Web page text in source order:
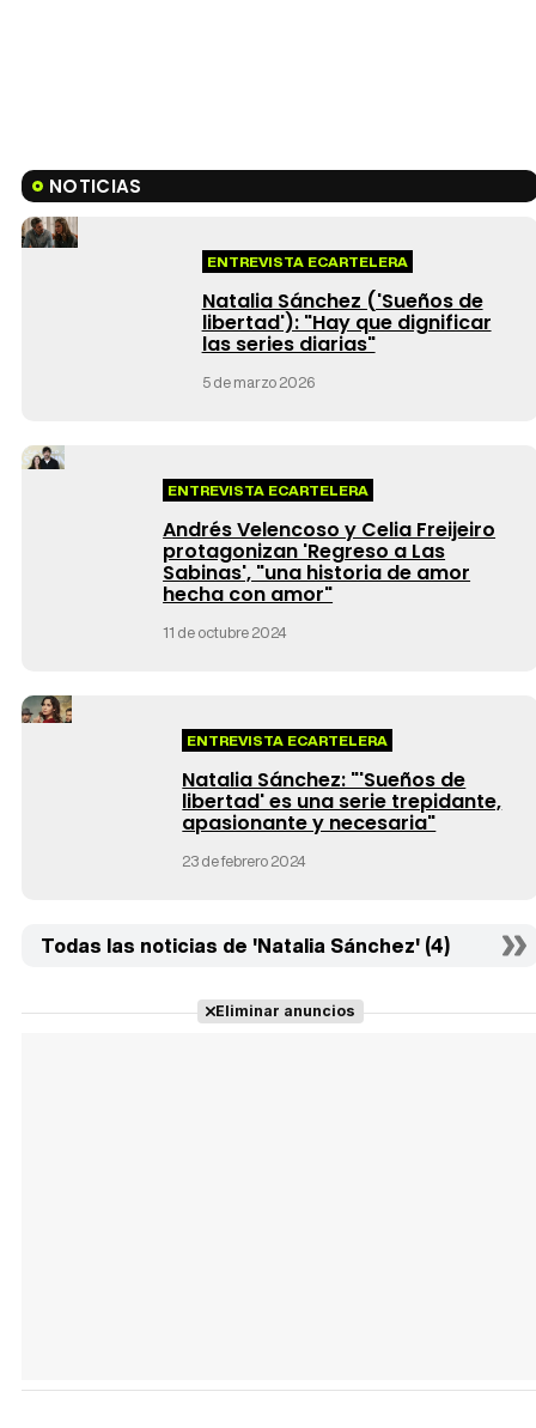
NOTICIAS
ENTREVISTA ECARTELERA
Natalia Sánchez ('Sueños de
libertad'): "Hay que dignificar
las series diarias"
5 de marzo 2026
ENTREVISTA ECARTELERA
Andrés Velencoso y Celia Freijeiro
protagonizan 'Regreso a Las
Sabinas', "una historia de amor
hecha con amor"
11 de octubre 2024
ENTREVISTA ECARTELERA
Natalia Sánchez: "'Sueños de
libertad' es una serie trepidante,
apasionante y necesaria"
23 de febrero 2024
Todas las noticias de 'Natalia Sánchez' (4)
Eliminar anuncios